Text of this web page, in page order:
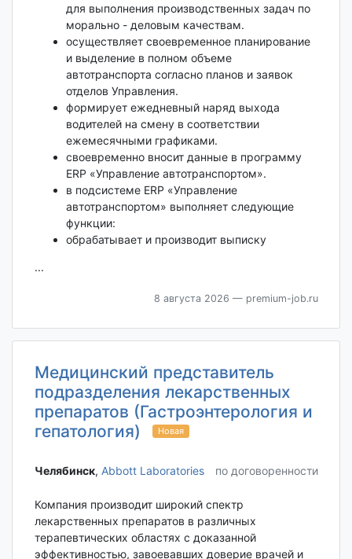
для выполнения производственных задач по
морально - деловым качествам.
осуществляет своевременное планирование
и выделение в полном объеме
автотранспорта согласно планов и заявок
отделов Управления.
формирует ежедневный наряд выхода
водителей на смену в соответствии
ежемесячными графиками.
своевременно вносит данные в программу
ЕRP «Управление автотранспортом».
в подсистеме ЕRP «Управление
автотранспортом» выполняет следующие
функции:
обрабатывает и производит выписку
...
8 августа 2026 — premium-job.ru
Медицинский представитель
подразделения лекарственных
препаратов (Гастроэнтерология и
гепатология)
Новая
Челябинск‎, Abbott Laboratories по договоренности
Компания производит широкий спектр
лекарственных препаратов в различных
терапевтических областях с доказанной
эффективностью, завоевавших доверие врачей и